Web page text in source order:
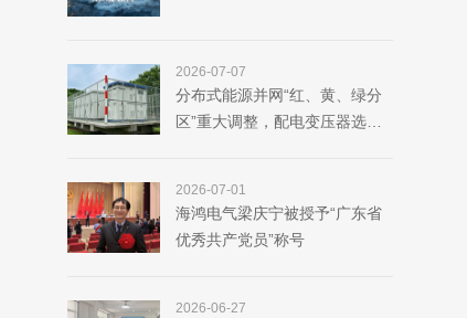
2026-07-07
分布式能源并网“红、黄、绿分
区”重大调整，配电变压器选型
2026-07-01
海鸿电气梁庆宁被授予“广东省
优秀共产党员”称号
2026-06-27